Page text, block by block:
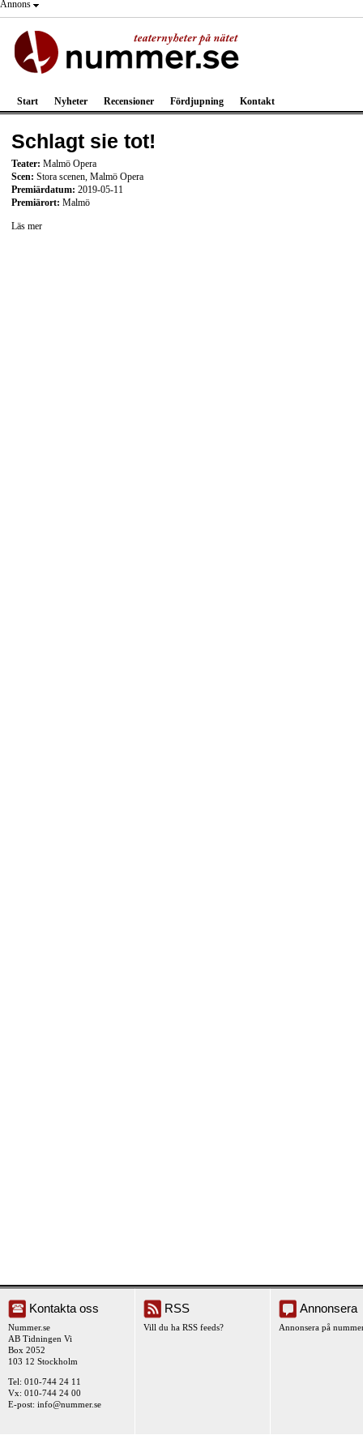
Annons
Start Nyheter Recensioner Fördjupning Kontakt
Schlagt sie tot!
Teater: Malmö Opera
Scen: Stora scenen, Malmö Opera
Premiärdatum: 2019-05-11
Premiärort: Malmö
Läs mer
Kontakta oss
Nummer.se
AB Tidningen Vi
Box 2052
103 12 Stockholm
Tel: 010-744 24 11
Vx: 010-744 24 00
E-post: info@nummer.se
RSS
Vill du ha RSS feeds?
Annonsera
Annonsera på